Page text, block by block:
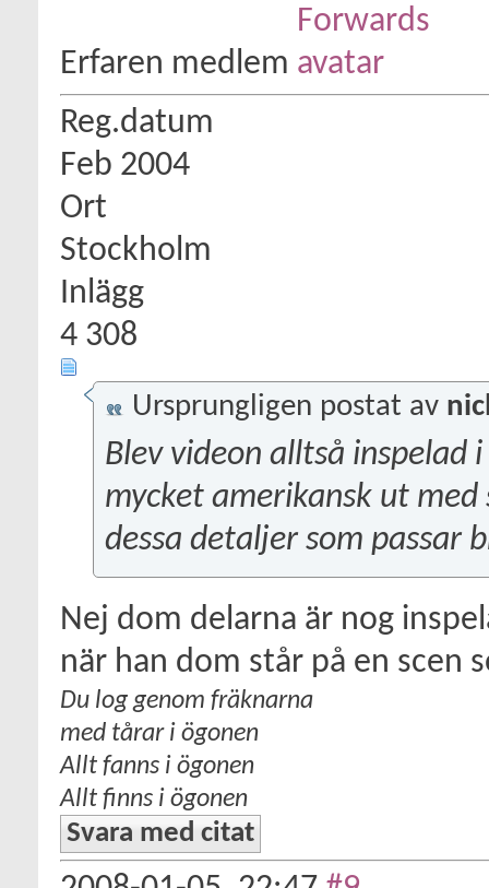
Erfaren medlem
Reg.datum
Feb 2004
Ort
Stockholm
Inlägg
4 308
Ursprungligen postat av
Blev videon alltså inspelad
mycket amerikansk ut
dessa detaljer som passar
Nej dom delarna är nog
när han dom står på en scen
Du log genom fräknarna
med tårar i ögonen
Allt fanns i ögonen
Allt finns i ögonen
Svara med citat